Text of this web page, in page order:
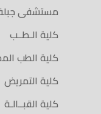
مستشفى
كلية الـطــب
كلية الطب
كلية التمريض
كلية القبــالـة